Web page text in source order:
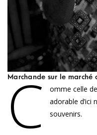
Marchande sur le marché
C
omme celle
adorable d’ici
souvenirs.